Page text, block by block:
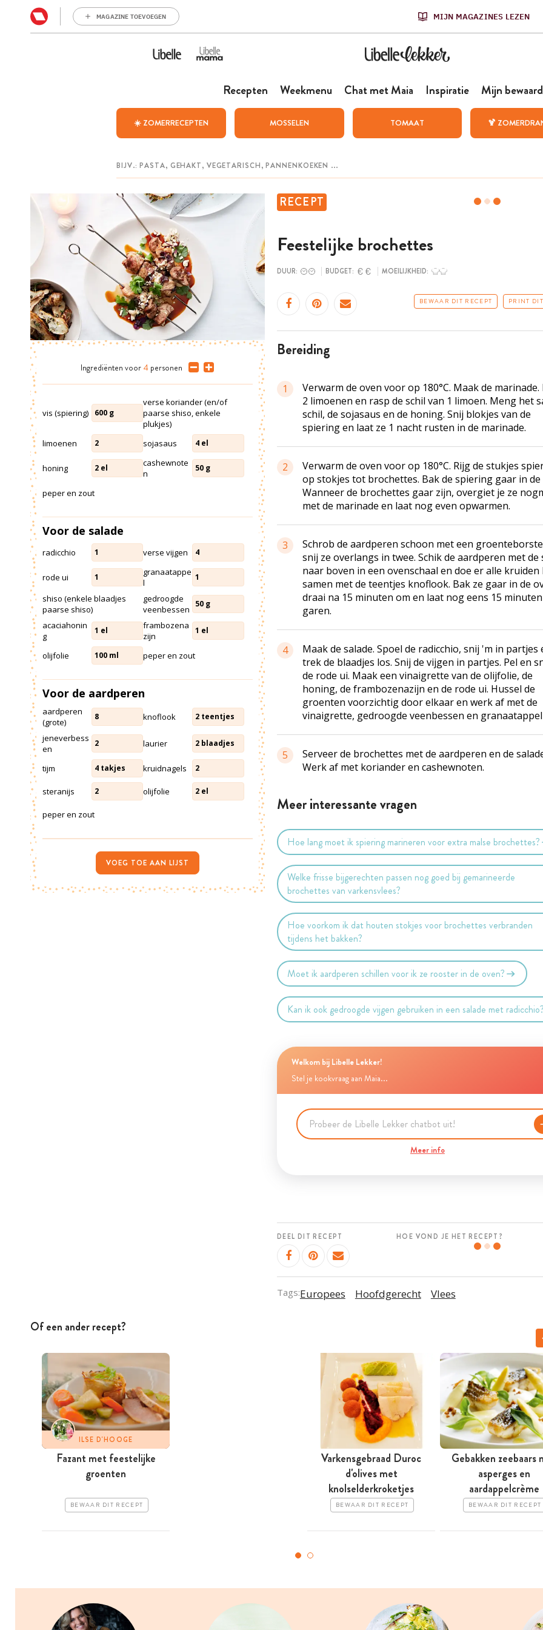
MAGAZINE TOEVOEGEN MIJN MAGAZINES LEZEN
Recepten Weekmenu Chat met Maia Inspiratie Mijn
☀️ ZOMERRECEPTEN MOSSELEN TOMAAT 🍹
RECEPT
Feestelijke brochettes
DUUR: BUDGET: MOEILIJKHEID:
BEWAAR DIT RECEPT PRINT
bereiding
1
Verwarm de oven voor op 180°C. Maak de marinade.
2 limoenen en rasp de schil van 1 limoen. Meng het
schil, de sojasaus en de honing. Snij blokjes van de
spiering en laat ze 1 nacht rusten in de marinade.
2
Verwarm de oven voor op 180°C. Rijg de stukjes
op stokjes tot brochettes. Bak de spiering gaar in de
Wanneer de brochettes gaar zijn, overgiet je ze
met de marinade en laat nog even opwarmen.
3
Schrob de aardperen schoon met een
snij ze overlangs in twee. Schik de aardperen met de
naar boven in een ovenschaal en doe er alle kruiden
samen met de teentjes knoflook. Bak ze gaar in de
draai na 15 minuten om en laat nog eens 15 minuten
garen.
4
Maak de salade. Spoel de radicchio, snij 'm in partjes
trek de blaadjes los. Snij de vijgen in partjes. Pel en
de rode ui. Maak een vinaigrette van de olijfolie, de
honing, de frambozenazijn en de rode ui. Hussel de
groenten voorzichtig door elkaar en werk af met de
vinaigrette, gedroogde veenbessen en
5
Serveer de brochettes met de aardperen en de
Werk af met koriander en cashewnoten.
Meer interessante vragen
Hoe lang moet ik spiering marineren voor extra malse brochettes?
Welke frisse bijgerechten passen nog goed bij gemarineerde
brochettes van varkensvlees?
Hoe voorkom ik dat houten stokjes voor brochettes verbranden
tijdens het bakken?
Moet ik aardperen schillen voor ik ze rooster in de oven?
Kan ik ook gedroogde vijgen gebruiken in een salade met
Welkom bij Libelle Lekker!
Stel je kookvraag aan Maia...
Meer info
DEEL DIT RECEPT HOE VOND JE HET RECEPT?
Tags:Europees Hoofdgerecht Vlees
Ingrediënten voor 4 personen
vis (spiering) 600 g
verse koriander (en/of
paarse shiso, enkele
plukjes)
limoenen
2 sojasaus 4 el
honing 2 el
cashewnote
n
50 g
peper en zout
Voor de salade
radicchio 1 verse vijgen 4
rode ui 1
granaatappe
l
1
shiso (enkele blaadjes
paarse shiso)
gedroogde
veenbessen
50 g
acaciahonin
g
1 el
frambozena
zijn
1 el
olijfolie 100 ml peper en zout
Voor de aardperen
aardperen
(grote)
8 knoflook 2 teentjes
jeneverbess
en
2 laurier 2 blaadjes
tijm 4 takjes kruidnagels 2
steranijs 2 olijfolie 2 el
peper en zout
VOEG TOE AAN LIJST
Of een ander recept?
ILSE D'HOOGE
Fazant met feestelijke
groenten
BEWAAR DIT RECEPT
Varkensgebraad Duroc
d'olives met
knolselderkroketjes
BEWAAR DIT RECEPT
Gebakken zeebaars
asperges en
aardappelcrème
BEWAAR DIT RECEPT